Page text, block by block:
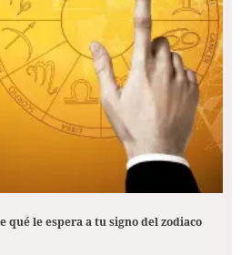
qué le espera a tu signo del zodiaco